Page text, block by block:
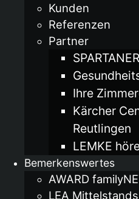
Kunden
Referenzen
Partner
Ihre
Kärcher
Reutlingen
LEMKE
Bemerkenswertes
AWARD
LEA